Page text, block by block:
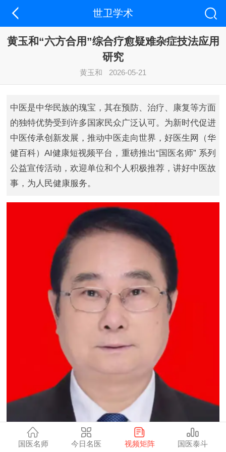
世卫学术
黄玉和“六方合用”综合疗愈疑难杂症技法应用
研究
黄玉和 2026-05-21
中医是中华民族的瑰宝，其在预防、治疗、康复等方面
的独特优势受到许多国家民众广泛认可。为新时代促进
中医传承创新发展，推动中医走向世界，好医生网（华
健百科）AI健康短视频平台，重磅推出“国医名师” 系列
公益宣传活动，欢迎单位和个人积极推荐，讲好中医故
事，为人民健康服务。
国医名师 今日名医 视频矩阵 国医泰斗